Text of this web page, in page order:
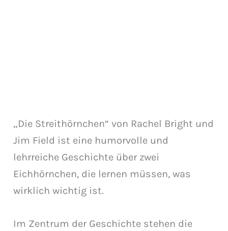
„Die Streithörnchen“ von Rachel Bright und
Jim Field ist eine humorvolle und
lehrreiche Geschichte über zwei
Eichhörnchen, die lernen müssen, was
wirklich wichtig ist.
Im Zentrum der Geschichte stehen die